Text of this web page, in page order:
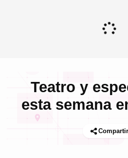
Teatro y
esta semana
Compartir